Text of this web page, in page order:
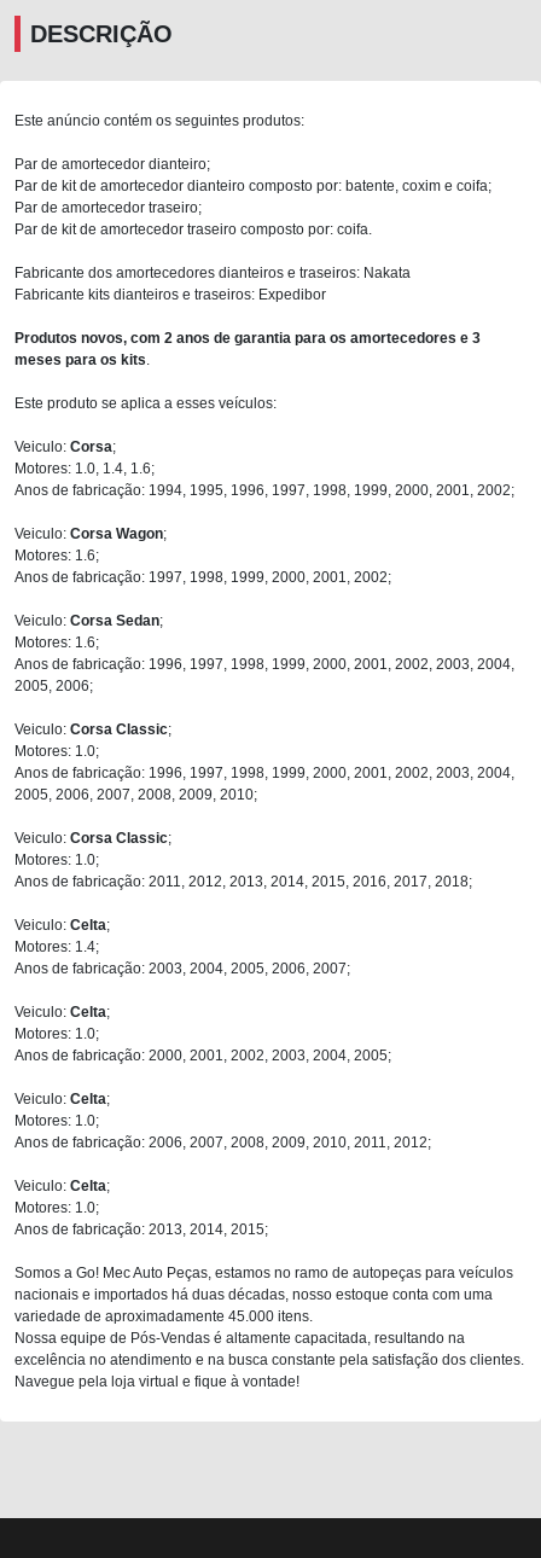
DESCRIÇÃO
Este anúncio contém os seguintes produtos:
Par de amortecedor dianteiro;
Par de kit de amortecedor dianteiro composto por: batente, coxim e coifa;
Par de amortecedor traseiro;
Par de kit de amortecedor traseiro composto por: coifa.
Fabricante dos amortecedores dianteiros e traseiros: Nakata
Fabricante kits dianteiros e traseiros: Expedibor
Produtos novos, com 2 anos de garantia para os amortecedores e 3
meses para os kits
Este produto se aplica a esses veículos:
Veiculo: Corsa;
Motores: 1.0, 1.4, 1.6;
Anos de fabricação: 1994, 1995, 1996, 1997, 1998, 1999, 2000, 2001, 2002;
Veiculo: Corsa Wagon;
Motores: 1.6;
Anos de fabricação: 1997, 1998, 1999, 2000, 2001, 2002;
Veiculo: Corsa Sedan;
Motores: 1.6;
Anos de fabricação: 1996, 1997, 1998, 1999, 2000, 2001, 2002, 2003, 2004,
2005, 2006;
Veiculo: Corsa Classic;
Motores: 1.0;
Anos de fabricação: 1996, 1997, 1998, 1999, 2000, 2001, 2002, 2003, 2004,
2005, 2006, 2007, 2008, 2009, 2010;
Veiculo: Corsa Classic;
Motores: 1.0;
Anos de fabricação: 2011, 2012, 2013, 2014, 2015, 2016, 2017, 2018;
Veiculo: Celta;
Motores: 1.4;
Anos de fabricação: 2003, 2004, 2005, 2006, 2007;
Veiculo: Celta;
Motores: 1.0;
Anos de fabricação: 2000, 2001, 2002, 2003, 2004, 2005;
Veiculo: Celta;
Motores: 1.0;
Anos de fabricação: 2006, 2007, 2008, 2009, 2010, 2011, 2012;
Veiculo: Celta;
Motores: 1.0;
Anos de fabricação: 2013, 2014, 2015;
Somos a Go! Mec Auto Peças, estamos no ramo de autopeças para veículos
nacionais e importados há duas décadas, nosso estoque conta com uma
variedade de aproximadamente 45.000 itens.
Nossa equipe de Pós-Vendas é altamente capacitada, resultando na
excelência no atendimento e na busca constante pela satisfação dos clientes.
Navegue pela loja virtual e fique à vontade!